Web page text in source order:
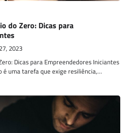
do Zero: Dicas para
2023
Dicas para Empreendedores Iniciantes
é uma tarefa que exige resiliência,…